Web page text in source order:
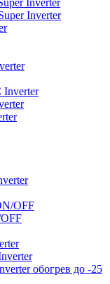
Inverter
Inverter
Inverter
OFF
обогрев до -25